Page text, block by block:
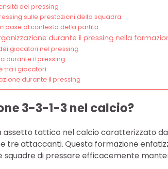
del pressing
sulle prestazioni della squadra
base al contesto della partita
durante il pressing nella
giocatori nel pressing
durante il pressing
tra i giocatori
durante il pressing
3-3-1-3 nel calcio?
assetto tattico nel calcio caratterizzato
tre attaccanti. Questa formazione
squadre di pressare efficacemente